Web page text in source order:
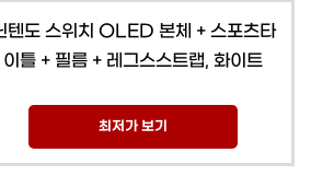
텐도 스위치 OLED 본체 + 스포츠타
이틀 + 필름 + 레그스스트랩, 화이트
최저가 보기